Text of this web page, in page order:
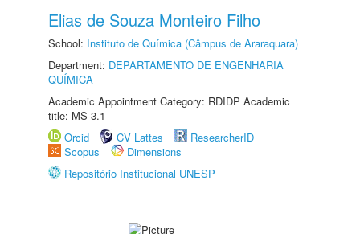
Elias de Souza Monteiro Filho
School: Instituto de Química (Câmpus de Araraquara)
Department: DEPARTAMENTO DE ENGENHARIA
QUÍMICA
Academic Appointment Category: RDIDP Academic
title: MS-3.1
Orcid
CV Lattes
ResearcherID
Scopus
Dimensions
Repositório Institucional UNESP